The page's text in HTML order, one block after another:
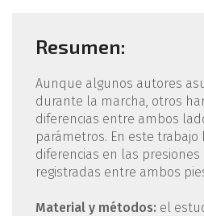
Resumen:
Aunque algunos autores
durante la marcha, otros
diferencias entre ambos
parámetros. En este
diferencias en las
registradas entre ambos
Material y métodos: el